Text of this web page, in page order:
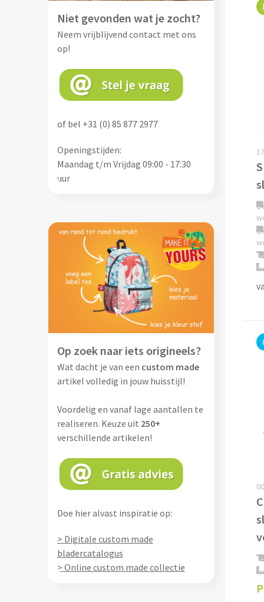
Niet gevonden wat je zocht?
Neem vrijblijvend contact met ons
op!
of bel +31 (0) 85 877 2977
Openingstijden:
Maandag t/m Vrijdag 09:00 - 17:30
uur
Op zoek naar iets origineels?
Wat dacht je van een custom made
artikel volledig in jouw huisstijl!
Voordelig en vanaf lage aantallen te
realiseren. Keuze uit 250+
verschillende artikelen!
Doe hier alvast inspiratie op:
> Digitale custom made
bladercatalogus
> Online custom made collectie